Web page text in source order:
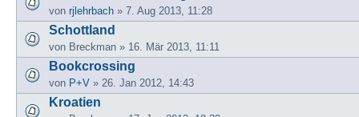
von rjlehrbach » 7. Aug 2013, 11:28
Schottland
von Breckman » 16. Mär 2013, 11:11
Bookcrossing
von P+V » 26. Jan 2012, 14:43
Kroatien